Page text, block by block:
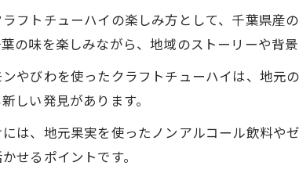
フトチューハイの楽しみ方として、千葉県産
の味を楽しみながら、地域のストーリーや背
やびわを使ったクラフトチューハイは、地元
しい発見があります。
は、地元果実を使ったノンアルコール飲料
せるポイントです。